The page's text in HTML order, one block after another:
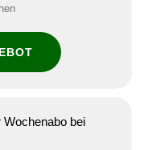
bei